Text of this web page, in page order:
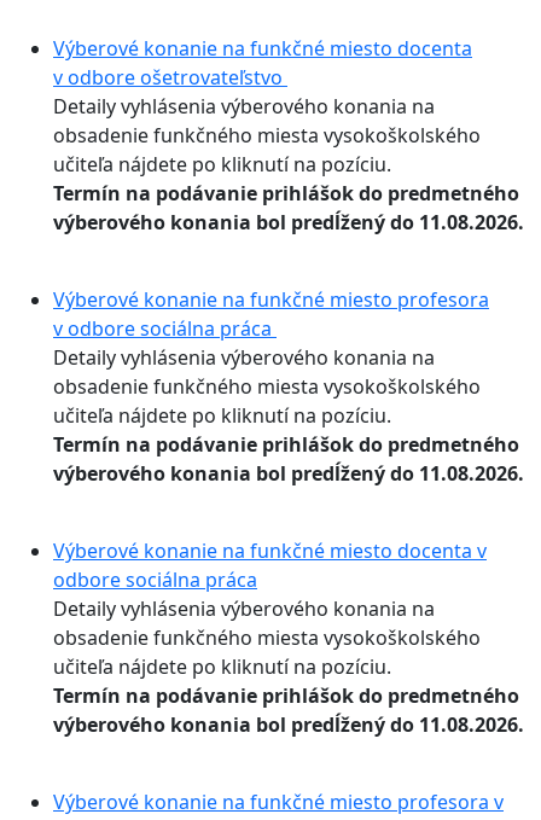
Výberové konanie na funkčné miesto docenta
v odbore ošetrovateľstvo
Detaily vyhlásenia výberového konania na
obsadenie funkčného miesta vysokoškolského
učiteľa nájdete po kliknutí na pozíciu.
Termín na podávanie prihlášok do predmetného
výberového konania bol predĺžený do 11.08.2026.
Výberové konanie na funkčné miesto profesora
v odbore sociálna práca
Detaily vyhlásenia výberového konania na
obsadenie funkčného miesta vysokoškolského
učiteľa nájdete po kliknutí na pozíciu.
Termín na podávanie prihlášok do predmetného
výberového konania bol predĺžený do 11.08.2026.
Výberové konanie na funkčné miesto docenta v
odbore sociálna práca
Detaily vyhlásenia výberového konania na
obsadenie funkčného miesta vysokoškolského
učiteľa nájdete po kliknutí na pozíciu.
Termín na podávanie prihlášok do predmetného
výberového konania bol predĺžený do 11.08.2026.
Výberové konanie na funkčné miesto profesora v